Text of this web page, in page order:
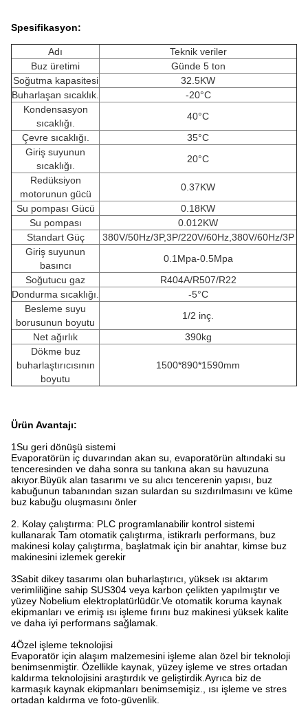
Spesifikasyon:
Adı
Teknik veriler
Buz üretimi
Günde 5 ton
Soğutma kapasitesi
32.5KW
Buharlaşan sıcaklık.
-20°C
Kondensasyon
sıcaklığı.
40°C
Çevre sıcaklığı.
35°C
Giriş suyunun
sıcaklığı.
20°C
Redüksiyon
motorunun gücü
0.37KW
Su pompası Gücü
0.18KW
Su pompası
0.012KW
Standart Güç
380V/50Hz/3P,3P/220V/60Hz,380V/60Hz/3P
Giriş suyunun
basıncı
0.1Mpa-0.5Mpa
Soğutucu gaz
R404A/R507/R22
Dondurma sıcaklığı.
-5°C
Besleme suyu
borusunun boyutu
1/2 inç.
Net ağırlık
390kg
Dökme buz
buharlaştırıcısının
boyutu
1500*890*1590mm
Ürün Avantajı:
1Su geri dönüşü sistemi
Evaporatörün iç duvarından akan su, evaporatörün altındaki su
tenceresinden ve daha sonra su tankına akan su havuzuna
akıyor.Büyük alan tasarımı ve su alıcı tencerenin yapısı, buz
kabuğunun tabanından sızan sulardan su sızdırılmasını ve küme
buz kabuğu oluşmasını önler
2. Kolay çalıştırma: PLC programlanabilir kontrol sistemi
kullanarak Tam otomatik çalıştırma, istikrarlı performans, buz
makinesi kolay çalıştırma, başlatmak için bir anahtar, kimse buz
makinesini izlemek gerekir
3Sabit dikey tasarımı olan buharlaştırıcı, yüksek ısı aktarım
verimliliğine sahip SUS304 veya karbon çelikten yapılmıştır ve
yüzey Nobelium elektroplatürlüdür.Ve otomatik koruma kaynak
ekipmanları ve erimiş ısı işleme fırını buz makinesi yüksek kalite
ve daha iyi performans sağlamak.
4Özel işleme teknolojisi
Evaporatör için alaşım malzemesini işleme alan özel bir teknoloji
benimsenmiştir. Özellikle kaynak, yüzey işleme ve stres ortadan
kaldırma teknolojisini araştırdık ve geliştirdik.Ayrıca biz de
karmaşık kaynak ekipmanları benimsemişiz., ısı işleme ve stres
ortadan kaldırma ve foto-güvenlik.